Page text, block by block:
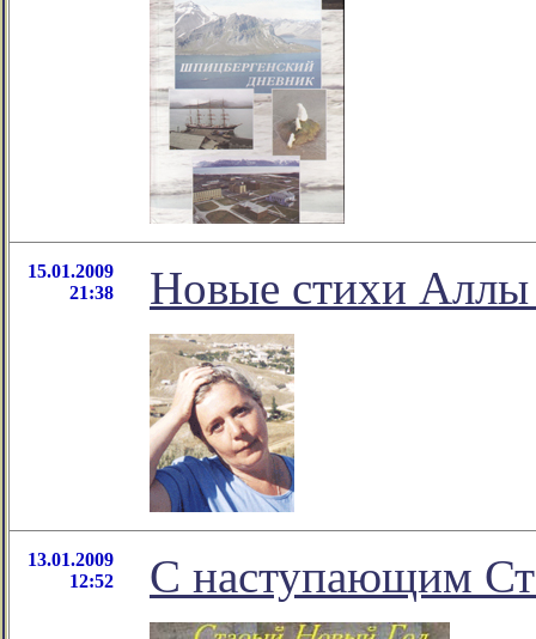
15.01.2009
21:38
Новые стихи
13.01.2009
12:52
С наступающим